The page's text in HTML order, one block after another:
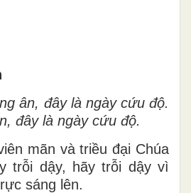
ân, đây là ngày cứu độ.
đây là ngày cứu độ.
mãn và triều đại Chúa
trỗi dậy, hãy trỗi dậy vì
sáng lên.